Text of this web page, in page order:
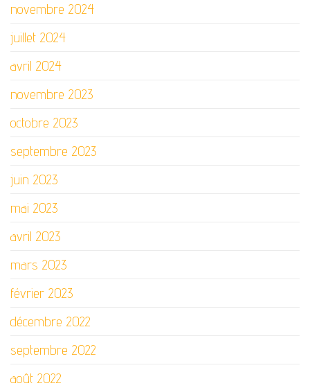
novembre 2024
juillet 2024
avril 2024
novembre 2023
octobre 2023
septembre 2023
juin 2023
mai 2023
avril 2023
mars 2023
février 2023
décembre 2022
septembre 2022
août 2022